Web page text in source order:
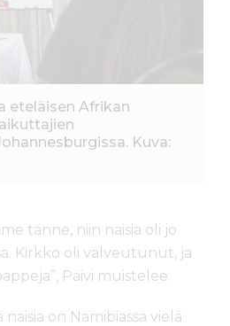
eteläisen Afrikan
Kuva:
tänne, niin naisia oli jo
Kirkko oli valveutunut, ja
Päivi muistelee.
on Namibiassa vielä